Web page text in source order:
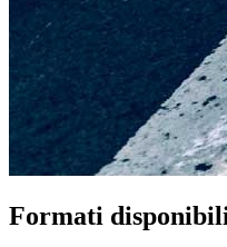
Formati